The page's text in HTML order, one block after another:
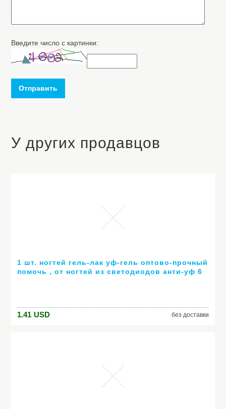
Введите число с картинки:
Отправить
У других продавцов
1 шт. ногтей гель-лак уф-гель оптово-прочный
помочь , от ногтей из светодиодов анти-уф 6
1.41 USD без доставки